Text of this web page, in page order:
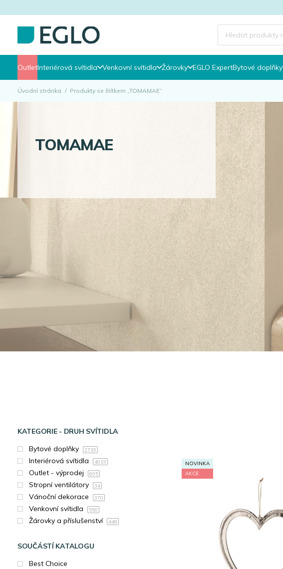
Products
search
OutletInteriérová svítidla Venkovní svítidla Žárovky EGLO ExpertBytové doplňky
Úvodní stránka / Produkty se štítkem „TOMAMAE“
TOMAMAE
KATEGORIE - DRUH SVÍTIDLA
Bytové doplňky
2739
Interiérová svítidla 4019
Outlet - výprodej 695
Stropní ventilátory 34
Vánoční dekorace 370
Venkovní svítidla 550
Žárovky a příslušenství 448
SOUČÁSTÍ KATALOGU
Best Choice
NOVINKA
AKCE